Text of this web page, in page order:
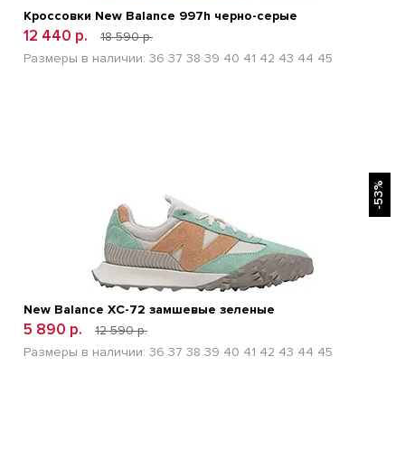
Кроссовки New Balance 997h черно-серые
12 440 р.
18 590 р.
Размеры в наличии: 36 37 38 39 40 41 42 43 44 45
-53%
New Balance XC-72 замшевые зеленые
5 890 р.
12 590 р.
Размеры в наличии: 36 37 38 39 40 41 42 43 44 45